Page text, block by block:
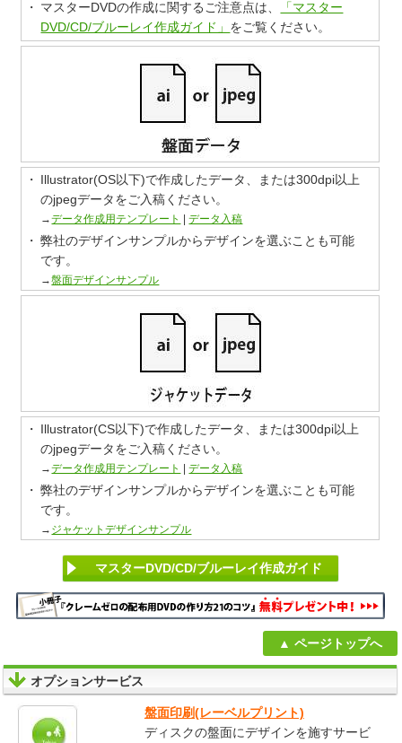
マスターDVDの作成に関するご注意点は、
「マスター
DVD/CD/ブルーレイ作成ガイド」 をご覧ください。
Illustrator(OS以下)で作成したデータ、または300dpi以上
のjpegデータをご入稿ください。
→データ作成用テンプレート |データ入稿
弊社のデザインサンプルからデザインを選ぶことも可能
です。
→盤面デザインサンプル
Illustrator(CS以下)で作成したデータ、または300dpi以上
のjpegデータをご入稿ください。
→データ作成用テンプレート |データ入稿
弊社のデザインサンプルからデザインを選ぶことも可能
です。
→ ジャケットデザインサンプル
マスターDVD/CD/ブルーレイ作成ガイド
ページトップへ
オプションサービス
盤面印刷(レーベルプリント)
ディスクの盤面にデザインを施すサービ